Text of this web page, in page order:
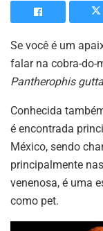
Se você é um
falar na cobra-do-
Pantherophis
Conhecida
é encontrada
México, sendo
principalmente
venenosa, é uma
como pet.